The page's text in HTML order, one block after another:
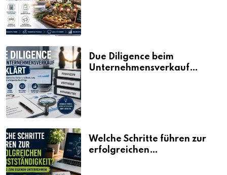
Due Diligence beim
Unternehmensverkauf
Welche Schritte führen zur
erfolgreichen